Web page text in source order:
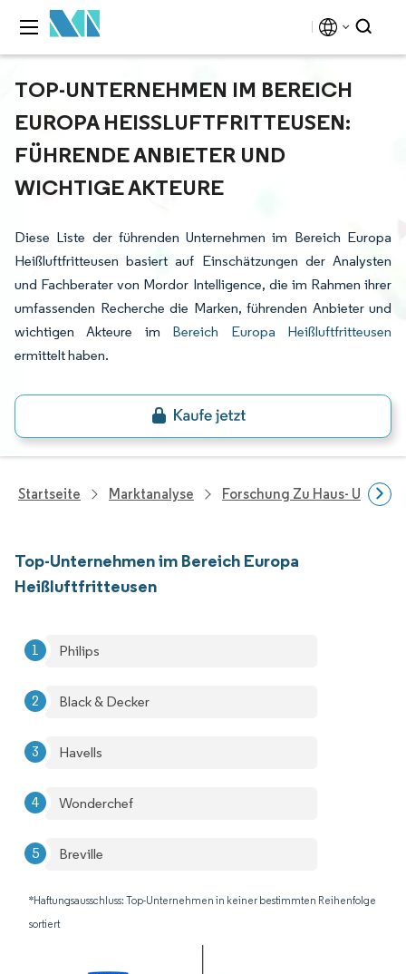
TOP-UNTERNEHMEN IM BEREICH
EUROPA HEISSLUFTFRITTEUSEN: F
ÜHRENDE ANBIETER UND W
ICHTIGE AKTEURE
Diese Liste der führenden Unternehmen im Bereich Europa
Heißluftfritteusen basiert auf Einschätzungen der Analysten
und Fachberater von Mordor Intelligence, die im Rahmen ihrer
umfassenden Recherche die Marken, führenden Anbieter und
wichtigen Akteure im Bereich Europa Heißluftfritteusen
ermittelt haben.
Startseite Marktanalyse Forschung Zu Haus- Und
Top-Unternehmen im Bereich Europa
Heißluftfritteusen
Philips
Black & Decker
Havells
Wonderchef
Breville
*Haftungsausschluss: Top-Unternehmen in keiner bestimmten Reihenfolge
sortiert